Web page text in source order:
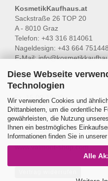
Diese Webseite
Technologien
Wir verwenden Cookies und
Drittanbietern, um die ordentliche
gewährleisten, die Nutzung
Ihnen ein bestmögliches
Informationen finden Sie in unserer
Alle
KosmetikKaufhaus.at
Sackstraße 26 TOP 20
A - 8010 Graz
Telefon: +43 316 814061
Nageldesign: +43 664
E-Mail:
Öffnungszeiten:
Do 15.00-18.00
Fr 15.00-18.00
Sa 10.00-14.00
Unsere Online-Shops in
www.beauty-skyline.com
www.valmont-shop.com